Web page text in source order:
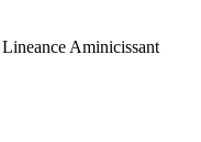
Aminicissant